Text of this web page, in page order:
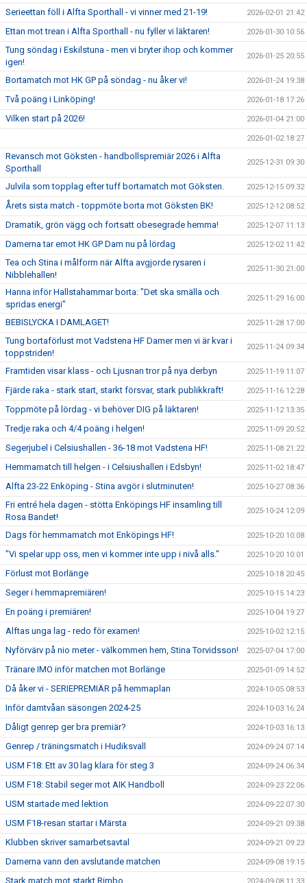
Serieettan föll i Alfta Sporthall - vi vinner med 21-19! 2026-02-01 21:42
Ettan mot trean i Alfta Sporthall - nu fyller vi läktaren! 2026-01-30 10:56
Tung söndag i Eskilstuna - men vi bryter ihop och kommer
igen!
2026-01-25 20:55
Bortamatch mot HK GP på söndag - nu åker vi! 2026-01-24 19:38
Två poäng i Linköping! 2026-01-18 17:26
Vilken start på 2026! 2026-01-04 21:00
2026-01-02 18:27
Revansch mot Göksten - handbollspremiär 2026 i Alfta
Sporthall
2025-12-31 09:30
Julvila som topplag efter tuff bortamatch mot Göksten. 2025-12-15 09:32
Årets sista match - toppmöte borta mot Göksten BK! 2025-12-12 08:52
Dramatik, grön vägg och fortsatt obesegrade hemma! 2025-12-07 11:13
Damerna tar emot HK GP Dam nu på lördag 2025-12-02 11:42
Tea och Stina i målform när Alfta avgjorde rysaren i
Nibblehallen!
2025-11-30 21:00
Hanna inför Hallstahammar borta: "Det ska smälla och
spridas energi"
2025-11-29 16:00
BEBISLYCKA I DAMLAGET! 2025-11-28 17:00
Tung bortaförlust mot Vadstena HF Damer men vi är kvar i
toppstriden!
2025-11-24 09:34
Framtiden visar klass - och Ljusnan tror på nya derbyn 2025-11-19 11:07
Fjärde raka - stark start, starkt försvar, stark publikkraft! 2025-11-16 12:28
Toppmöte på lördag - vi behöver DIG på läktaren! 2025-11-12 13:35
Tredje raka och 4/4 poäng i helgen! 2025-11-09 20:52
Segerjubel i Celsiushallen - 36-18 mot Vadstena HF! 2025-11-08 21:22
Hemmamatch till helgen - i Celsiushallen i Edsbyn! 2025-11-02 18:47
Alfta 23-22 Enköping - Stina avgör i slutminuten! 2025-10-27 08:36
Fri entré hela dagen - stötta Enköpings HF insamling till
Rosa Bandet!
2025-10-24 12:09
Dags för hemmamatch mot Enköpings HF! 2025-10-20 10:08
"Vi spelar upp oss, men vi kommer inte upp i nivå alls." 2025-10-20 10:01
Förlust mot Borlänge 2025-10-18 20:45
Seger i hemmapremiären! 2025-10-15 14:23
En poäng i premiären! 2025-10-04 19:27
Alftas unga lag - redo för examen! 2025-10-02 12:15
Nyförvärv på nio meter - välkommen hem, Stina Torvidsson! 2025-07-04 17:00
Tränare IMO inför matchen mot Borlänge 2025-01-09 14:52
Då åker vi - SERIEPREMIÄR på hemmaplan 2024-10-05 08:53
Inför damtvåan säsongen 2024-25 2024-10-03 16:24
Dåligt genrep ger bra premiär? 2024-10-03 16:13
Genrep / träningsmatch i Hudiksvall 2024-09-24 07:14
USM F18: Ett av 30 lag klara för steg 3 2024-09-24 06:34
USM F18: Stabil seger mot AIK Handboll 2024-09-23 22:06
USM startade med lektion 2024-09-22 07:30
USM F18-resan startar i Märsta 2024-09-21 09:38
Klubben skriver samarbetsavtal 2024-09-21 09:23
Damerna vann den avslutande matchen 2024-09-08 19:15
Stark match mot starkt Rimbo